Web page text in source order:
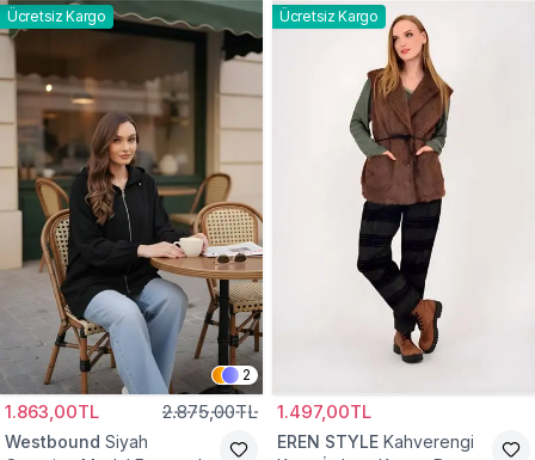
Ücretsiz Kargo
2
1.863,00TL 2.875,00TL
Westbound Siyah
Ücretsiz Kargo
1.497,00TL
EREN STYLE Kahverengi